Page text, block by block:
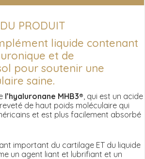
PRODUIT
liquide contenant
et de
pour soutenir une
saine.
l’hyaluronane MHB3®, qui est un acide
de haut poids moléculaire qui
et est plus facilement absorbé
important du cartilage ET du liquide
un agent liant et lubrifiant et un